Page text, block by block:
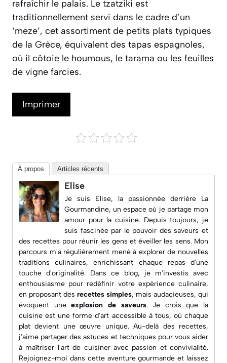
rafraîchir le palais. Le tzatziki est
traditionnellement servi dans le cadre d’un
‘meze’, cet assortiment de petits plats typiques
de la Grèce, équivalent des tapas espagnoles,
où il côtoie le houmous, le tarama ou les feuilles
de vigne farcies.
Imprimer
À propos Articles récents
Elise
Je suis Elise, la passionnée derrière La
Gourmandine, un espace où je partage mon
amour pour la cuisine. Depuis toujours, je
suis fascinée par le pouvoir des saveurs et
des recettes pour réunir les gens et éveiller les sens. Mon
parcours m'a régulièrement mené à explorer de nouvelles
traditions culinaires, enrichissant chaque repas d'une
touche d'originalité. Dans ce blog, je m'investis avec
enthousiasme pour redéfinir votre expérience culinaire,
en proposant des recettes simples, mais audacieuses, qui
évoquent uneexplosion de saveurs. Je crois que la
cuisine est une forme d'art accessible à tous, où chaque
plat devient une œuvre unique. Au-delà des recettes,
j'aime partager des astuces et techniques pour vous aider
à maîtriser l'art de cuisiner avec passion et convivialité.
Rejoignez-moi dans cette aventure gourmande et laissez